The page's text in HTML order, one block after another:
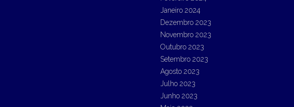
Janeiro 2024
Dezembro 2023
Novembro 2023
Outubro 2023
Setembro 2023
Agosto 2023
Julho 2023
Junho 2023